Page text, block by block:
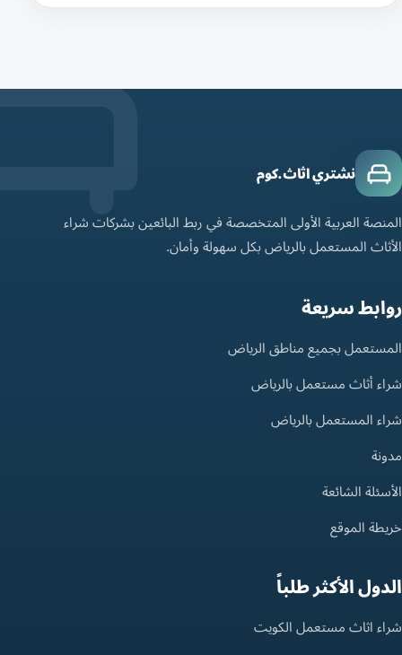
نشتري اثاث.كوم
المنصة العربية الأولى المتخصصة في ربط البائعين بشركات شراء
الأثاث المستعمل بالرياض بكل سهولة وأمان.
روابط سريعة
المستعمل بجميع مناطق الرياض
شراء أثاث مستعمل بالرياض
شراء المستعمل بالرياض
مدونة
الأسئلة الشائعة
خريطة الموقع
الدول الأكثر طلباً
شراء اثاث مستعمل الكويت